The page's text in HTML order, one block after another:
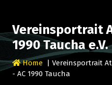
9
0
T
a
Vereinsportrait
1990 Taucha e.V.
Home | Vereinsportrait
- AC 1990 Taucha